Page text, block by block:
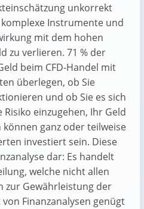
unkorrekt
komplexe Instrumente und
mit dem hohen
zu verlieren. 71 % der
beim CFD-Handel mit
überlegen, ob Sie
und ob Sie es sich
einzugehen, Ihr Geld
ganz oder teilweise
investiert sein. Diese
dar: Es handelt
welche nicht allen
zur Gewährleistung der
Finanzanalysen genügt